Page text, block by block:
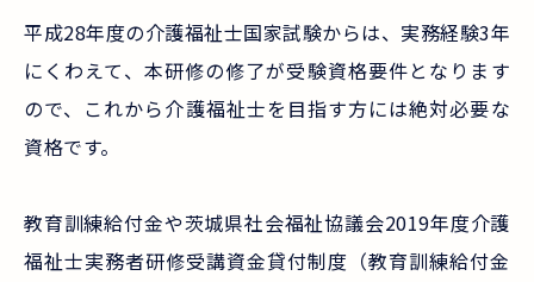
平成28年度の介護福祉士国家試験からは、実務経験3年
にくわえて、本研修の修了が受験資格要件となります
ので、これから介護福祉士を目指す方には絶対必要な
資格です。
教育訓練給付金や茨城県社会福祉協議会2019年度介護
福祉士実務者研修受講資金貸付制度（教育訓練給付金